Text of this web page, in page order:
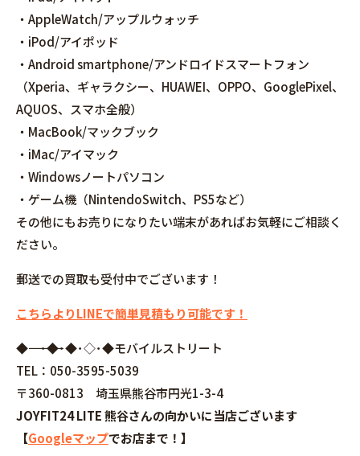
・AppleWatch/アップルウォッチ
・iPod/アイポッド
・Android smartphone/アンドロイドスマートフォン
（Xperia、ギャラクシー、HUAWEI、OPPO、GooglePixel、
AQUOS、スマホ全般）
・MacBook/マックブック
・iMac/アイマック
・Windowsノートパソコン
・ゲーム機（NintendoSwitch、PS5など）
その他にもお売りになりたい端末があればお気軽にご相談く
ださい。
郵送での買取も受付中でございます！
こちらよりLINEで簡単見積もり可能です！
◆――――――――――――――――･◆･◆･◇･◆モバイルストリート
TEL：050-3595-5039
〒360-0813 埼玉県熊谷市円光1-3-4
JOYFIT24 LITE 熊谷さんの向かいに当店ございます
【Googleマップでお店まで！】